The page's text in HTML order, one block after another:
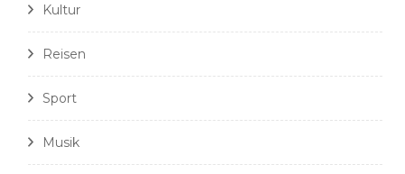
Kultur
Reisen
Sport
Musik